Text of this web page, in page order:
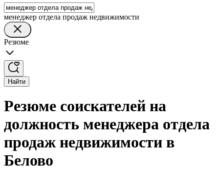
менеджер отдела продаж недвижимости
Резюме
Найти
Резюме соискателей на
должность менеджера отдела
продаж недвижимости в
Белово